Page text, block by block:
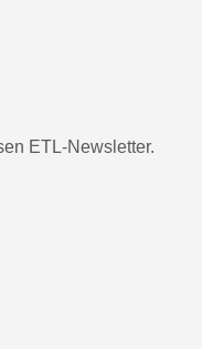
ETL-Newsletter.